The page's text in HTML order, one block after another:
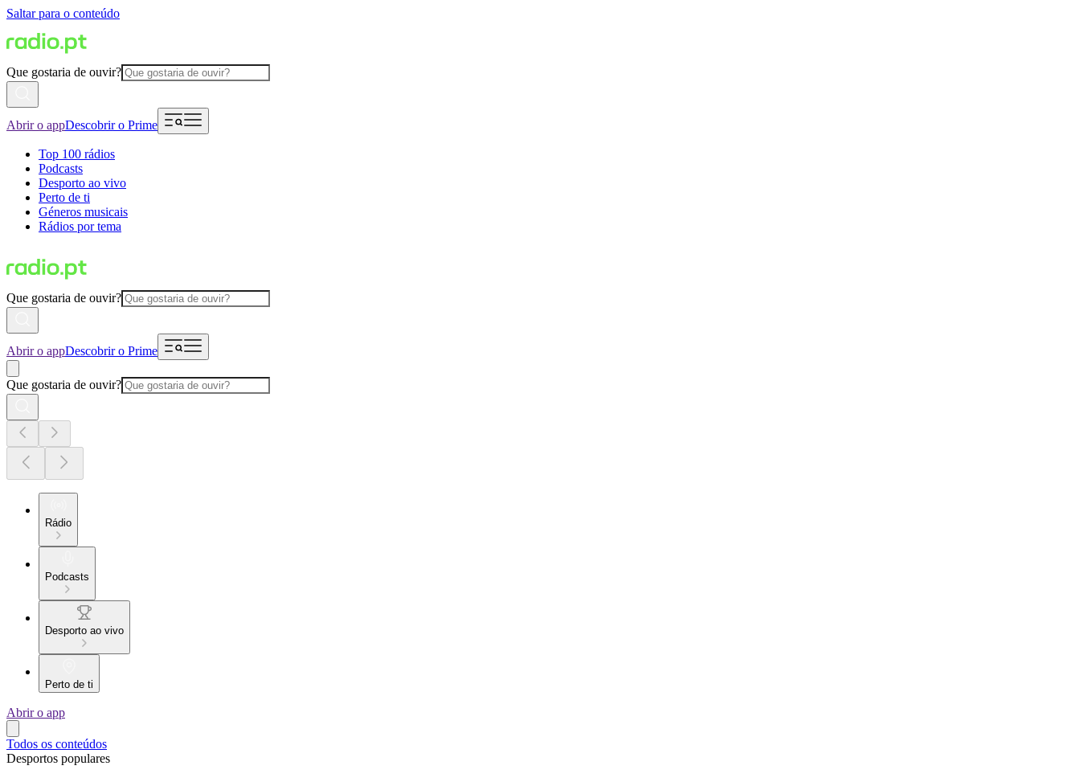
Saltar para o conteúdo
Que gostaria de ouvir?
Abrir o appDescobrir o Prime
Top 100 rádios
Podcasts
Desporto ao vivo
Perto de ti
Géneros musicais
Rádios por tema
Que gostaria de ouvir?
Abrir o appDescobrir o Prime
Que gostaria de ouvir?
Rádio
Podcasts
Desporto ao vivo
Perto de ti
Abrir o app
Todos os conteúdos
Desportos populares